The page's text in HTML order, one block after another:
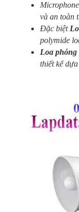
và an toàn
Đặc biệt
polymide
Loa
thiết kế